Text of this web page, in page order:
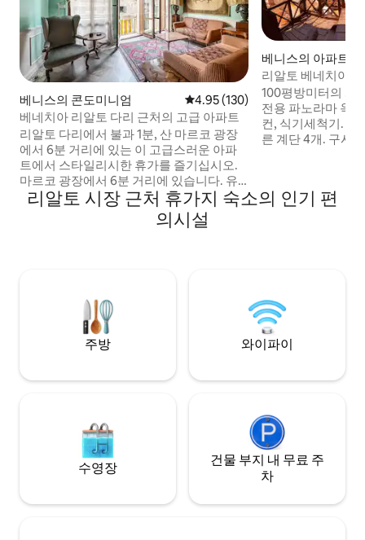
베니스의 콘도미니엄 평점 4.95점(5점 만점), 후기 130
4.95 (130)
베네치아 리알토 다리 근처의 고급 아파트
리알토 다리에서 불과 1분, 산 마르코 광장
에서 6분 거리에 있는 이 고급스러운 아파
트에서 스타일리시한 휴가를 즐기십시오.
마르코 광장에서 6분 거리에 있습니다. 유
서 깊은 건물에 위치하고 있으며 물가에 위
치하고 있어 택시를 이용하면 매우 편리합
니다. 베네치아의 모든 지역에 신속하게 도
엘리베이터가 있습니다! 모든 방에 TV와 에
어컨이 설치되어 있습니다!
베니스의 아파트
리알토 베네치아
파트
100평방미터의 개
전용 파노라마 옥
컨, 식기세척기. 5
른 계단 4개. 구시
리 체크인(가능하
리알토 시장 근처 휴가지 숙소의 인기 편
의시설
주방 와이파이
수영장
건물 부지 내 무료 주
차